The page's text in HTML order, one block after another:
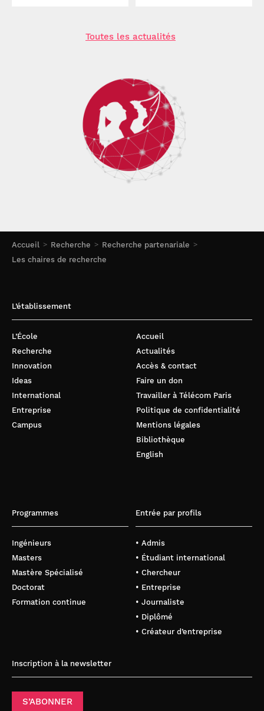
Accueil Recherche
Recherche partenariale
Les chaires de recherche
Toutes les actualités
L’établissement
L’École
Recherche
Innovation
Ideas
International
Entreprise
Campus
Accueil
Actualités
Accès & contact
Faire un don
Travailler à Télécom Paris
Politique de confidentialité
Mentions légales
Bibliothèque
English
Programmes
Ingénieurs
Masters
Mastère Spécialisé
Doctorat
Formation continue
Entrée par profils
• Admis
• Étudiant international
• Chercheur
• Entreprise
• Journaliste
• Diplômé
• Créateur d’entreprise
Inscription à la newsletter
S’ABONNER